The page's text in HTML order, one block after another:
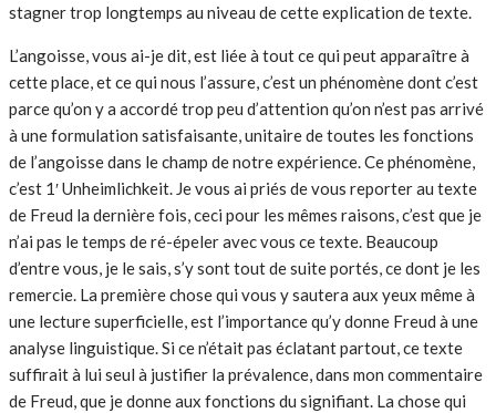
stagner trop longtemps au niveau de cette explication de texte.
L’angoisse, vous ai-je dit, est liée à tout ce qui peut apparaître à
cette place, et ce qui nous l’assure, c’est un phénomène dont c’est
parce qu’on y a accordé trop peu d’attention qu’on n’est pas arrivé
à une formulation satisfaisante, unitaire de toutes les fonctions
de l’angoisse dans le champ de notre expérience. Ce phénomène,
c’est 1′ Unheimlichkeit. Je vous ai priés de vous reporter au texte
de Freud la dernière fois, ceci pour les mêmes raisons, c’est que je
n’ai pas le temps de ré-épeler avec vous ce texte. Beaucoup
d’entre vous, je le sais, s’y sont tout de suite portés, ce dont je les
remercie. La première chose qui vous y sautera aux yeux même à
une lecture superficielle, est l’importance qu’y donne Freud à une
analyse linguistique. Si ce n’était pas éclatant partout, ce texte
suffirait à lui seul à justifier la prévalence, dans mon commentaire
de Freud, que je donne aux fonctions du signifiant. La chose qui